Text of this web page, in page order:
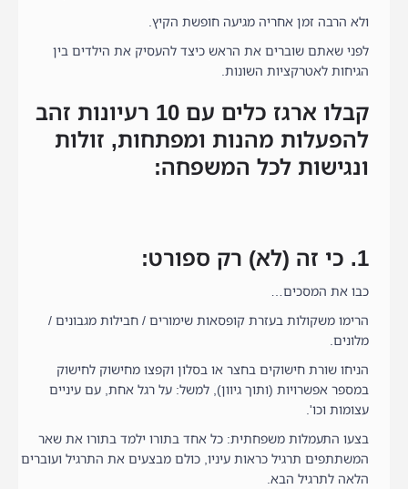
ולא הרבה זמן אחריה מגיעה חופשת הקיץ.
לפני שאתם שוברים את הראש כיצד להעסיק את הילדים בין
הגיחות לאטרקציות השונות.
קבלו ארגז כלים עם 10 רעיונות זהב
להפעלות מהנות ומפתחות, זולות
ונגישות לכל המשפחה:
1. כי זה (לא) רק ספורט:
כבו את המסכים…
הרימו משקולות בעזרת קופסאות שימורים / חבילות מגבונים /
מלונים.
הניחו שורת חישוקים בחצר או בסלון וקפצו מחישוק לחישוק
במספר אפשרויות (ותוך גיוון), למשל: על רגל אחת, עם עיניים
עצומות וכו'.
בצעו התעמלות משפחתית: כל אחד בתורו ילמד בתורו את שאר
המשתתפים תרגיל כראות עיניו, כולם מבצעים את התרגיל ועוברים
הלאה לתרגיל הבא.